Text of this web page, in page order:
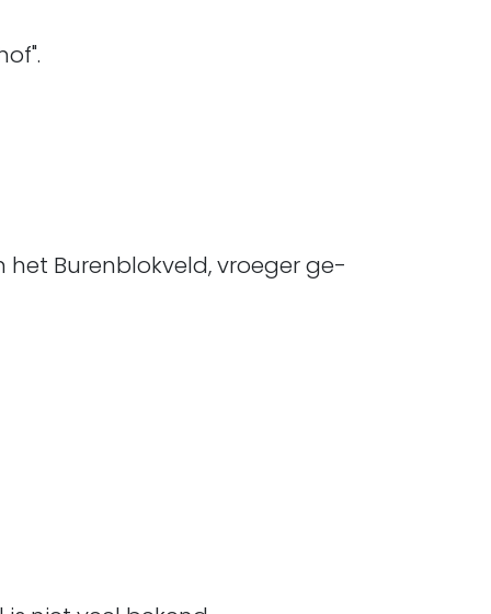
het Burenblokveld, vroeger ge-